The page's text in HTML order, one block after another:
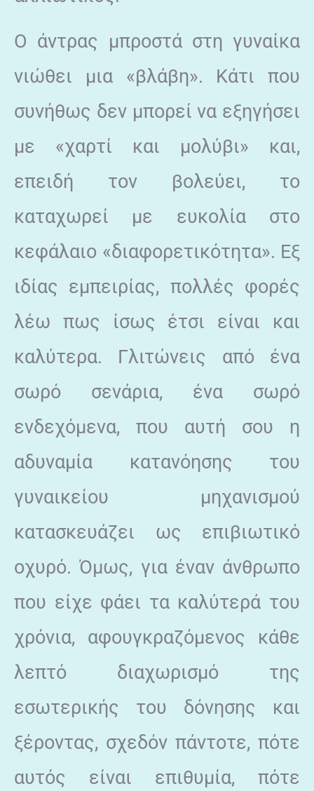
Ο άντρας μπροστά στη γυναίκα
νιώθει μια «βλάβη». Κάτι που
συνήθως δεν μπορεί να εξηγήσει
με «χαρτί και μολύβι» και,
επειδή τον βολεύει, το
καταχωρεί με ευκολία στο
κεφάλαιο «διαφορετικότητα». Εξ
ιδίας εμπειρίας, πολλές φορές
λέω πως ίσως έτσι είναι και
καλύτερα. Γλιτώνεις από ένα
σωρό σενάρια, ένα σωρό
ενδεχόμενα, που αυτή σου η
αδυναμία κατανόησης του
γυναικείου μηχανισμού
κατασκευάζει ως επιβιωτικό
οχυρό. Όμως, για έναν άνθρωπο
που είχε φάει τα καλύτερά του
χρόνια, αφουγκραζόμενος κάθε
λεπτό διαχωρισμό της
εσωτερικής του δόνησης και
ξέροντας, σχεδόν πάντοτε, πότε
αυτός είναι επιθυμία, πότε